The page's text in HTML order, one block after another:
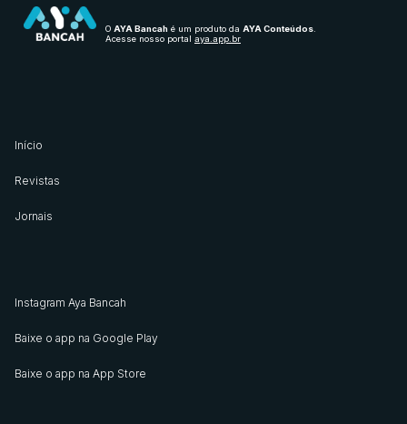
O AYA Bancah é um produto da AYA Conteúdos
Acesse nosso portal aya.app.br
Início
Revistas
Jornais
Instagram Aya Bancah
Baixe o app na Google Play
Baixe o app na App Store